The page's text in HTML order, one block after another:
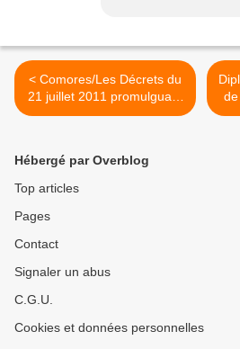
< Comores/Les Décrets du
21 juillet 2011 promulguant
les lois sur l'organisation
communal
de
Hébergé par Overblog
Top articles
Pages
Contact
Signaler un abus
C.G.U.
Cookies et données personnelles